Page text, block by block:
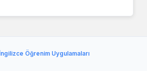
İngilizce Öğrenim Uygulamaları